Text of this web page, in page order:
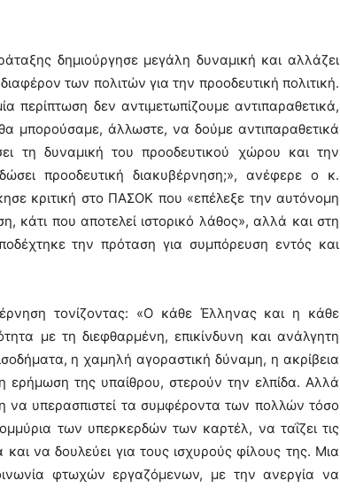
δημιούργησε μεγάλη δυναμική και αλλάζει
των πολιτών για την προοδευτική πολιτική.
περίπτωση δεν αντιμετωπίζουμε αντιπαραθετικά,
μπορούσαμε, άλλωστε, να δούμε αντιπαραθετικά
τη δυναμική του προοδευτικού χώρου και την
προοδευτική διακυβέρνηση;», ανέφερε ο κ.
κριτική στο ΠΑΣΟΚ που «επέλεξε την αυτόνομη
κάτι που αποτελεί ιστορικό λάθος», αλλά και στη
την πρόταση για συμπόρευση εντός και
τονίζοντας: «Ο κάθε Έλληνας και η κάθε
με τη διεφθαρμένη, επικίνδυνη και ανάλγητη
η χαμηλή αγοραστική δύναμη, η ακρίβεια
ερήμωση της υπαίθρου, στερούν την ελπίδα. Αλλά
να υπερασπιστεί τα συμφέροντα των πολλών τόσο
των υπερκερδών των καρτέλ, να ταΐζει τις
να δουλεύει για τους ισχυρούς φίλους της. Μια
φτωχών εργαζόμενων, με την ανεργία να